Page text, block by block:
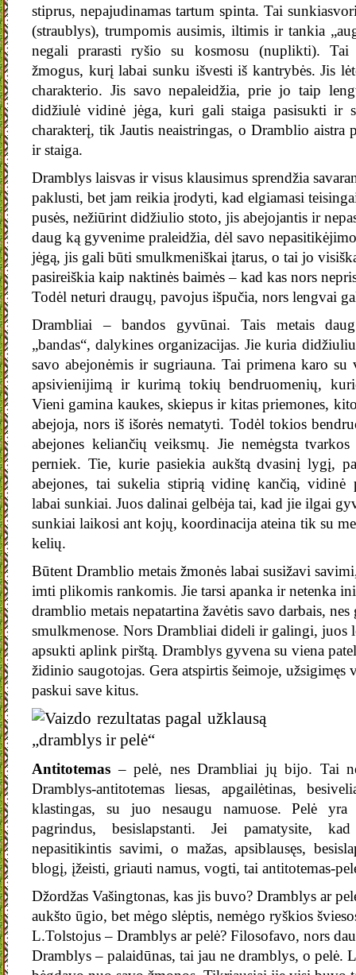
stiprus, nepajudinamas tartum spinta. Tai
(straublys), trumpomis ausimis, iltimis ir tankia
negali prarasti ryšio su kosmosu (nuplikti). Tai
žmogus, kurį labai sunku išvesti iš kantrybės. Jis
charakterio. Jis savo nepaleidžia, prie jo taip
didžiulė vidinė jėga, kuri gali staiga pasisukti ir
charakterį, tik Jautis neaistringas, o Dramblio aistra
ir staiga.
Dramblys laisvas ir visus klausimus sprendžia
paklusti, bet jam reikia įrodyti, kad elgiamasi
pusės, nežiūrint didžiulio stoto, jis abejojantis ir
daug ką gyvenime praleidžia, dėl savo
jėgą, jis gali būti smulkmeniškai įtarus, o tai jo
pasireiškia kaip naktinės baimės – kad kas nors
Todėl neturi draugų, pavojus išpučia, nors lengvai
Drambliai – bandos gyvūnai. Tais metais
„bandas“, dalykines organizacijas. Jie kuria
savo abejonėmis ir sugriauna. Tai primena karo
apsivienijimą ir kurimą tokių bendruomenių,
Vieni gamina kaukes, skiepus ir kitas priemones,
abejoja, nors iš išorės nematyti. Todėl tokios
abejones keliančių veiksmų. Jie nemėgsta
perniek. Tie, kurie pasiekia aukštą dvasinį lygį,
abejones, tai sukelia stiprią vidinę kančią, vidinė
labai sunkiai. Juos dalinai gelbėja tai, kad jie ilgai
sunkiai laikosi ant kojų, koordinacija ateina tik su
kelių.
Būtent Dramblio metais žmonės labai susižavi
imti plikomis rankomis. Jie tarsi apanka ir netenka
dramblio metais nepatartina žavėtis savo darbais,
smulkmenose. Nors Drambliai dideli ir galingi, juos
apsukti aplink pirštą. Dramblys gyvena su viena
židinio saugotojas. Gera atspirtis šeimoje, užsigimęs
paskui save kitus.
Antitotemas – pelė, nes Drambliai jų bijo. Tai
Dramblys-antitotemas liesas, apgailėtinas,
klastingas, su juo nesaugu namuose. Pelė
pagrindus, besislapstanti. Jei pamatysite,
nepasitikintis savimi, o mažas, apsiblausęs,
blogį, įžeisti, griauti namus, vogti, tai antitotemas-
Džordžas Vašingtonas, kas jis buvo? Dramblys ar
aukšto ūgio, bet mėgo slėptis, nemėgo ryškios
L.Tolstojus – Dramblys ar pelė? Filosofavo, nors
Dramblys – palaidūnas, tai jau ne dramblys, o pelė.